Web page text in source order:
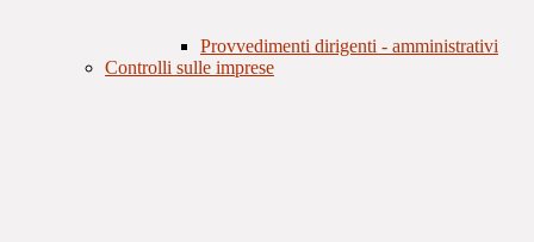
Provvedimenti dirigenti - amministrativi
Controlli sulle imprese